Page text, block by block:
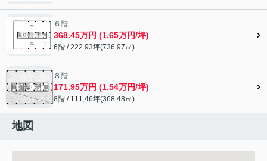
６階
368.45万円 (1.65万円/坪)
6階 / 222.93坪(736.97㎡)
８階
171.95万円 (1.54万円/坪)
8階 / 111.46坪(368.48㎡)
地図